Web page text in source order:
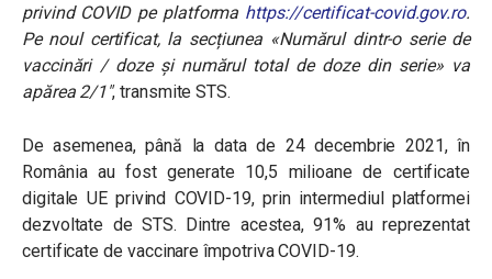
privind COVID pe platforma https://certificat-covid.gov.ro.
Pe noul certificat, la secțiunea «Numărul dintr-o serie de
vaccinări / doze și numărul total de doze din serie» va
apărea 2/1″, transmite STS.
De asemenea, până la data de 24 decembrie 2021, în
România au fost generate 10,5 milioane de certificate
digitale UE privind COVID-19, prin intermediul platformei
dezvoltate de STS. Dintre acestea, 91% au reprezentat
certificate de vaccinare împotriva COVID-19.